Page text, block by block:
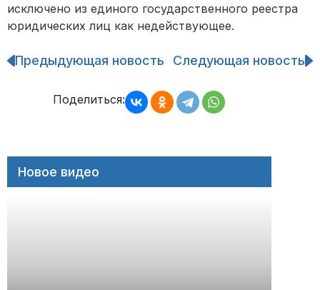
исключено из единого государственного реестра
юридических лиц как недействующее.
Навигация
записям
Предыдующая новость Следующая новость
Поделиться:
Новое видео